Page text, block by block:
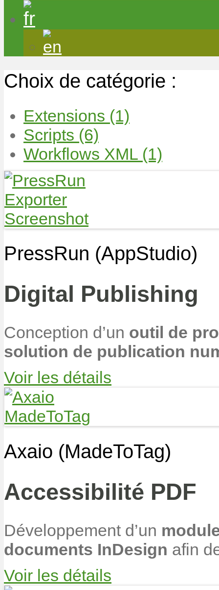
Choix de catégorie :
Extensions (1)
Scripts (6)
Workflows XML (1)
PressRun (AppStudio)
Digital Publishing
Conception d’un outil de
solution de publication
Voir les détails
Axaio (MadeToTag)
Accessibilité PDF
Développement d’un
documents InDesign afin
Voir les détails